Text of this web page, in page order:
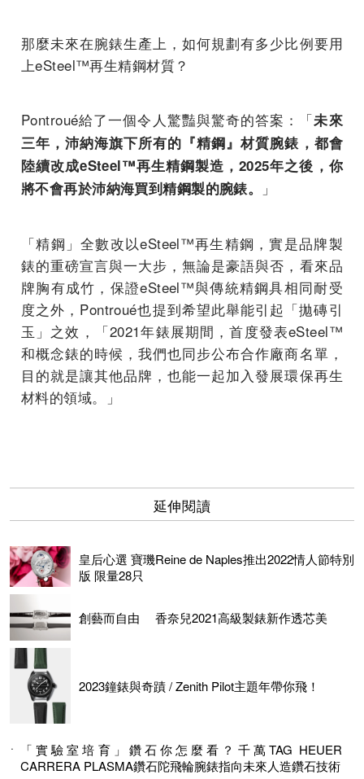
那麼未來在腕錶生產上，如何規劃有多少比例要用
上eSteel™再生精鋼材質？
Pontroué給了一個令人驚豔與驚奇的答案：「未來
三年，沛納海旗下所有的『精鋼』材質腕錶，都會
陸續改成eSteel™再生精鋼製造，2025年之後，你
將不會再於沛納海買到精鋼製的腕錶。
」
「精鋼」全數改以eSteel™再生精鋼，實是品牌製
錶的重磅宣言與一大步，無論是豪語與否，看來品
牌胸有成竹，保證eSteel™與傳統精鋼具相同耐受
度之外，Pontroué也提到希望此舉能引起「拋磚引
玉」之效，「2021年錶展期間，首度發表eSteel™
和概念錶的時候，我們也同步公布合作廠商名單，
目的就是讓其他品牌，也能一起加入發展環保再生
材料的領域。」
延伸閱讀
皇后心選 寶璣Reine de Naples推出2022情人節特別
版 限量28只
創藝而自由 香奈兒2021高級製錶新作透芯美
2023鐘錶與奇蹟 / Zenith Pilot主題年帶你飛！
「實驗室培育」鑽石你怎麼看？千萬TAG HEUER
CARRERA PLASMA鑽石陀飛輪腕錶指向未來人造鑽石技術